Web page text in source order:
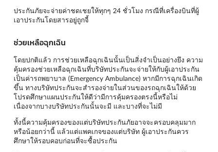
ประกันภัยจะจ่ายค่าชดเชยให้ทุกๆ 24 ชั่วโมง กรณีที่เครื่องบินที่ผู้
เอาประกันโดยสารอยู่ถูกจี้
ช่วยเหลือฉุกเฉิน
โดยปกติแล้ว การช่วยเหลือฉุกเฉินนั้นเป็นสิ่งจำเป็นอย่างยึง ความ
คุ้มครองช่วยเหลือฉุกเฉินที่บริษัทประกันจะจ่ายให้กับผู้เอาประกัน
เป็นค่ารถพยาบาล (Emergency Ambulance) หากมีการฉุกเฉินเกิด
ขึ้น ทางบริษัทประกันจะสำรองจ่ายในส่วนของรถฉุกเฉินให้ด้วย
โปรดศึกษาแผนประกันให้ดีว่ามีการคุ้มครองตรงนี้หรือไม่
เนื่องจากบางบริษัทประกันนั้นจะมี และบางที่จะไม่มี
ทั้งนี้ความคุ้มครองของแต่บริษัทประกันภัยอาจจะครอบคลุมมาก
หรือน้อยกว่านี้ แล้วแต่แพคเกจของแต่บริษัท ผู้เอาประกันควร
ศึกษาให้รอบคอบก่อนที่จะซื้อประกัน